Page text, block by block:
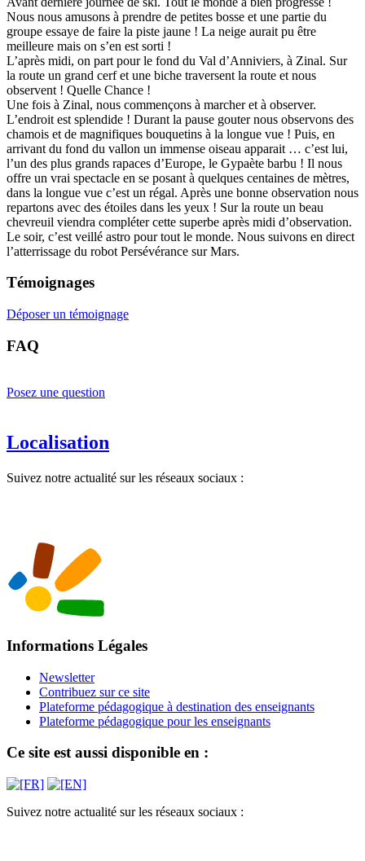
Nous nous amusons à prendre de petites bosse et une partie du
groupe essaye de faire la piste jaune ! La neige aurait pu être
meilleure mais on s’en est sorti !
L’après midi, on part pour le fond du Val d’Anniviers, à Zinal. Sur
la route un grand cerf et une biche traversent la route et nous
observent ! Quelle Chance !
Une fois à Zinal, nous commençons à marcher et à observer.
L’endroit est splendide ! Durant la pause gouter nous observons des
chamois et de magnifiques bouquetins à la longue vue ! Puis, en
arrivant du fond du vallon un immense oiseau apparait … c’est lui,
l’un des plus grands rapaces d’Europe, le Gypaète barbu ! Il nous
offre un vrai spectacle en se posant à quelques centaines de mètres,
dans la longue vue c’est un régal. Après une bonne observation nous
repartons avec des étoiles dans les yeux ! Sur la route un beau
chevreuil viendra compléter cette superbe après midi d’observation.
Le soir, c’est veillé astro pour tout le monde. Nous suivons en direct
l’atterrissage du robot Persévérance sur Mars.
Témoignages
Déposer un témoignage
FAQ
Posez une question
Localisation
Suivez notre actualité sur les réseaux sociaux :
Informations Légales
Newsletter
Contribuez sur ce site
Plateforme pédagogique à destination des enseignants
Plateforme pédagogique pour les enseignants
Ce site est aussi disponible en :
Suivez notre actualité sur les réseaux sociaux :